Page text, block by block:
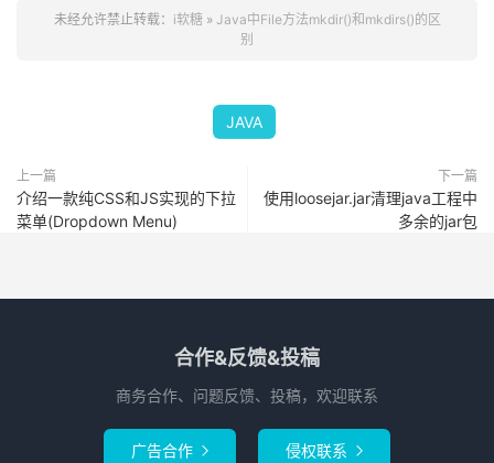
未经允许禁止转载： i软糖» Java中File方法mkdir()和mkdirs()的区
别
JAVA
上一篇
介绍一款纯CSS和JS实现的下拉
菜单(Dropdown Menu)
下一篇
使用loosejar.jar清理java工程中
多余的jar包
合作&反馈&投稿
商务合作、问题反馈、投稿，欢迎联系
广告合作  侵权联系 